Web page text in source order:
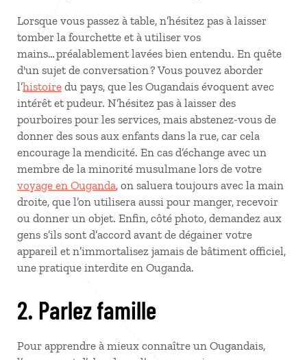
Lorsque vous passez à table, n’hésitez pas à laisser
tomber la fourchette et à utiliser vos
mains… préalablement lavées bien entendu. En quête
d'un sujet de conversation ? Vous pouvez aborder
l’histoire du pays, que les Ougandais évoquent avec
intérêt et pudeur. N’hésitez pas à laisser des
pourboires pour les services, mais abstenez-vous de
donner des sous aux enfants dans la rue, car cela
encourage la mendicité. En cas d’échange avec un
membre de la minorité musulmane lors de votre
voyage en Ouganda, on saluera toujours avec la main
droite, que l’on utilisera aussi pour manger, recevoir
ou donner un objet. Enfin, côté photo, demandez aux
gens s’ils sont d’accord avant de dégainer votre
appareil et n’immortalisez jamais de bâtiment officiel,
une pratique interdite en Ouganda.
2. Parlez famille
Pour apprendre à mieux connaître un Ougandais,